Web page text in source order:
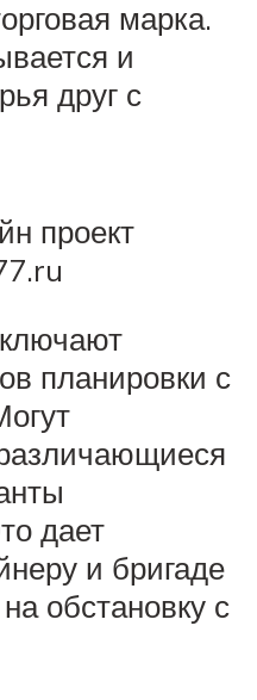
марка.
и
друг с
проект
планировки с
дает
и бригаде
обстановку с